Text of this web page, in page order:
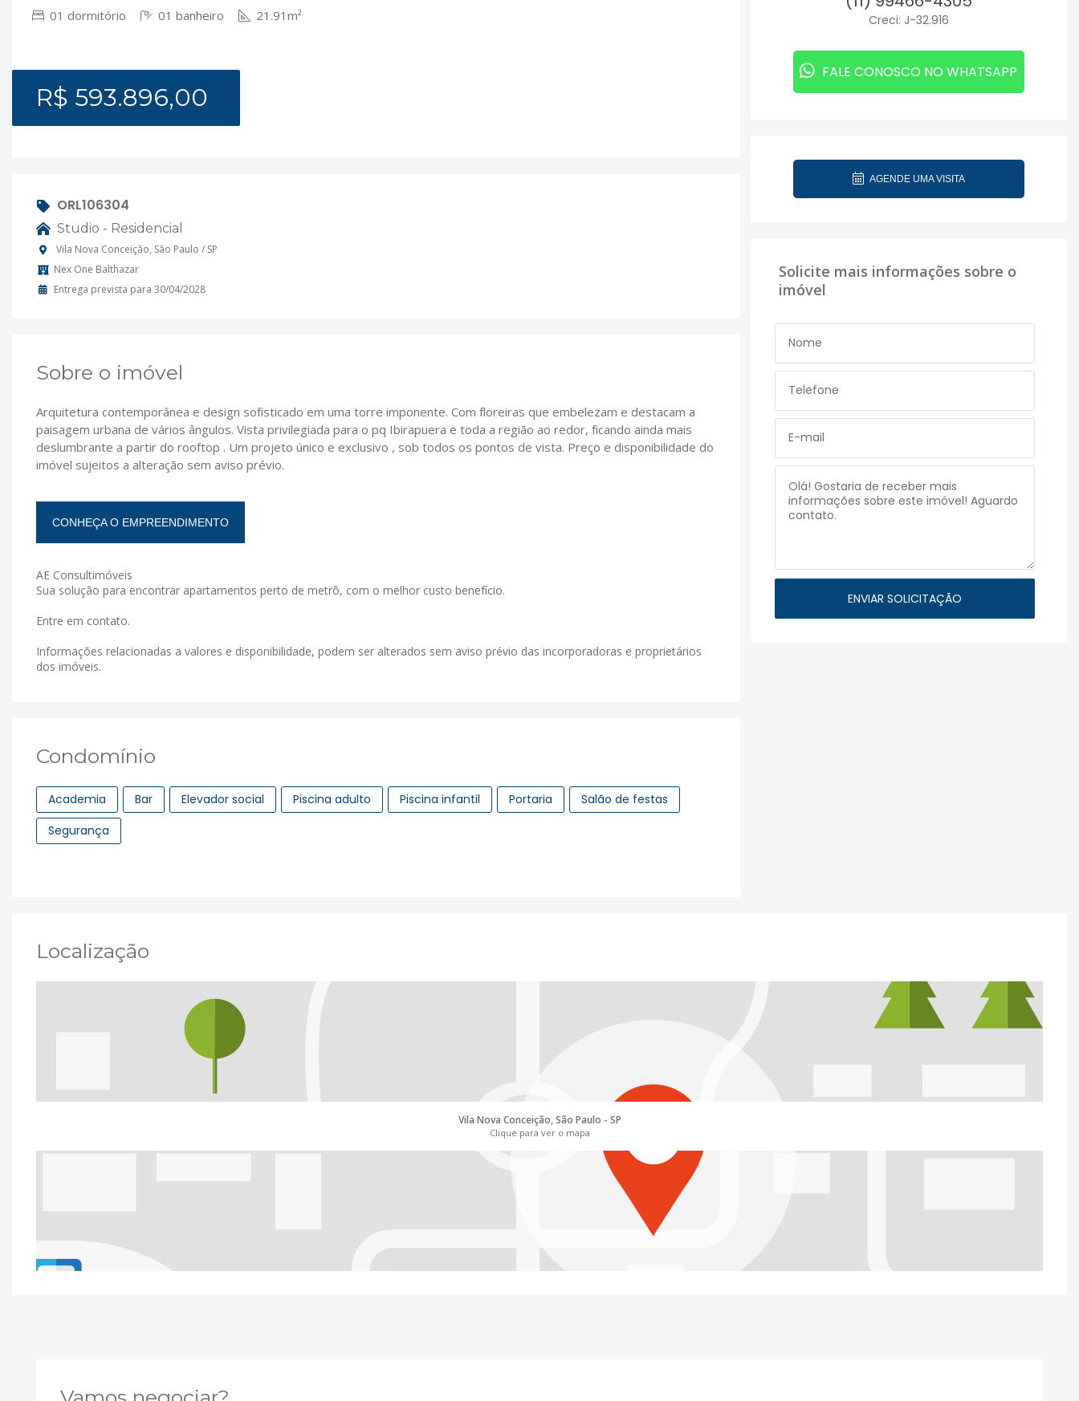
01 dormitório 01 banheiro 21.91m²
R$ 593.896,00
ORL106304
Studio - Residencial
Vila Nova Conceição, São Paulo / SP
Nex One Balthazar
Entrega prevista para 30/04/2028
Sobre o imóvel
Arquitetura contemporânea e design sofisticado em uma torre imponente. Com floreiras que embelezam e destacam a
paisagem urbana de vários ângulos. Vista privilegiada para o pq Ibirapuera e toda a região ao redor, ficando ainda mais
deslumbrante a partir do rooftop . Um projeto único e exclusivo , sob todos os pontos de vista. Preço e disponibilidade do
imóvel sujeitos a alteração sem aviso prévio.
CONHEÇA O EMPREENDIMENTO
AE Consultimóveis
Sua solução para encontrar apartamentos perto de metrô, com o melhor custo benefício.
Entre em contato.
Informações relacionadas a valores e disponibilidade, podem ser alterados sem aviso prévio das incorporadoras e proprietários
dos imóveis.
Condomínio
Academia Bar Elevador social Piscina adulto Piscina infantil Portaria
Salão de festas
Segurança
Creci: J-32.916
FALE CONOSCO NO WHATSAPP
AGENDE UMA VISITA
Solicite mais informações sobre o
imóvel
Localização
Vila Nova Conceição, São Paulo - SP
Clique para ver o mapa